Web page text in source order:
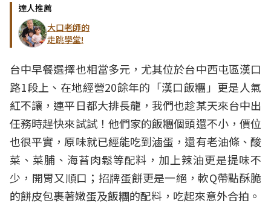
達人推薦
大口老師的
走跳學堂!
台中早餐選擇也相當多元，尤其位於台中西屯區漢口
路1段上、在地經營20餘年的「漢口飯糰」更是人氣
紅不讓，連平日都大排長龍，我們也趁某天來台中出
任務時趕快來試試！他們家的飯糰個頭還不小，價位
也很平實，原味就已經能吃到滷蛋，還有老油條、酸
菜、菜脯、海苔肉鬆等配料，加上辣油更是提味不
少，開胃又順口；招牌蛋餅更是一絕，軟Q帶點酥脆
的餅皮包裹著嫩蛋及飯糰的配料，吃起來意外合拍。